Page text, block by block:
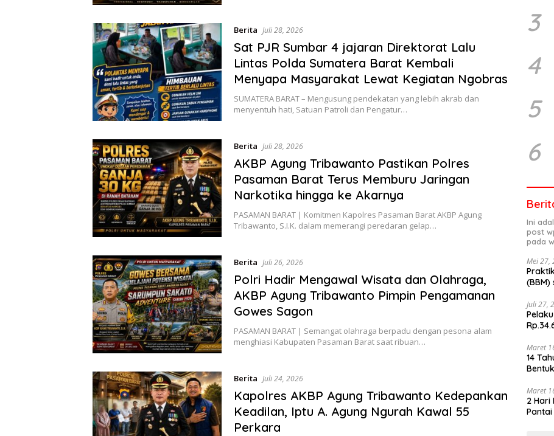
Berita Juli 28, 2026
Sat PJR Sumbar 4 jajaran Direktorat Lalu
Lintas Polda Sumatera Barat Kembali
Menyapa Masyarakat Lewat Kegiatan Ngobras
SUMATERA BARAT – Mengusung pendekatan yang lebih akrab dan
menyentuh hati, Satuan Patroli dan Pengatur…
Berita Juli 28, 2026
AKBP Agung Tribawanto Pastikan Polres
Pasaman Barat Terus Memburu Jaringan
Narkotika hingga ke Akarnya
PASAMAN BARAT | Komitmen Kapolres Pasaman Barat AKBP Agung
Tribawanto, S.I.K. dalam memerangi peredaran gelap…
Berita Juli 26, 2026
Polri Hadir Mengawal Wisata dan Olahraga,
AKBP Agung Tribawanto Pimpin Pengamanan
Gowes Sagon
PASAMAN BARAT | Semangat olahraga berpadu dengan pesona alam
menghiasi Kabupaten Pasaman Barat saat ribuan…
Berita Juli 24, 2026
Kapolres AKBP Agung Tribawanto Kedepankan
Keadilan, Iptu A. Agung Ngurah Kawal 55
Perkara
3
4
5
6
Ini
post
pada
Mei 27,
Juli 27,
Maret
14
Maret
2 Hari